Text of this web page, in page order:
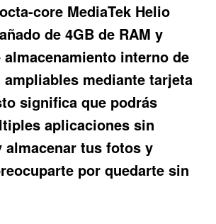
core MediaTek Helio
de 4GB de RAM y
interno de
ampliables mediante tarjeta
significa que podrás
aplicaciones sin
almacenar tus fotos y
por quedarte sin